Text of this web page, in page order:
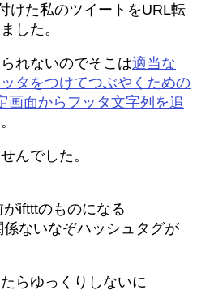
けた私のツイートをURL転
した。
れないのでそこは適当な
タをつけてつぶやくための
画面からフッタ文字列を追
んでした。
iftttのものになる
ないなぞハッシュタグが
らゆっくりしないに